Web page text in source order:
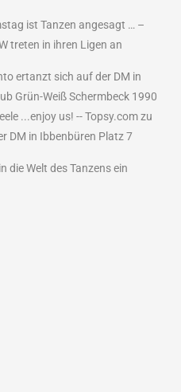
ist Tanzen angesagt … –
treten in ihren Ligen an
ertanzt sich auf der DM in
Grün-Weiß Schermbeck 1990
...enjoy us! -- Topsy.comzu
DM in Ibbenbüren Platz 7
die Welt des Tanzens ein